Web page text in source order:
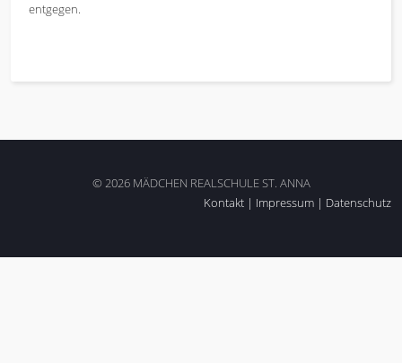
entgegen.
© 2026 MÄDCHEN REALSCHULE ST. ANNA
Kontakt | Impressum | Datenschutz